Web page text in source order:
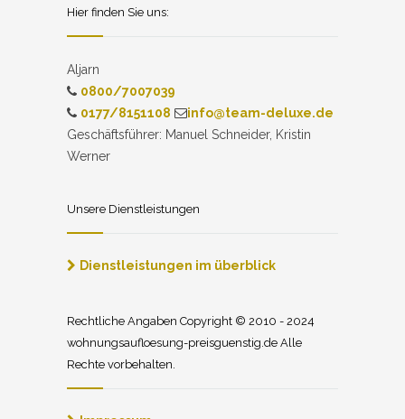
Hier finden Sie uns:
Aljarn
0800/7007039
0177/8151108
info@team-deluxe.de
Geschäftsführer: Manuel Schneider, Kristin
Werner
Unsere Dienstleistungen
Dienstleistungen im überblick
Rechtliche Angaben Copyright © 2010 - 2024
wohnungsaufloesung-preisguenstig.de Alle
Rechte vorbehalten.